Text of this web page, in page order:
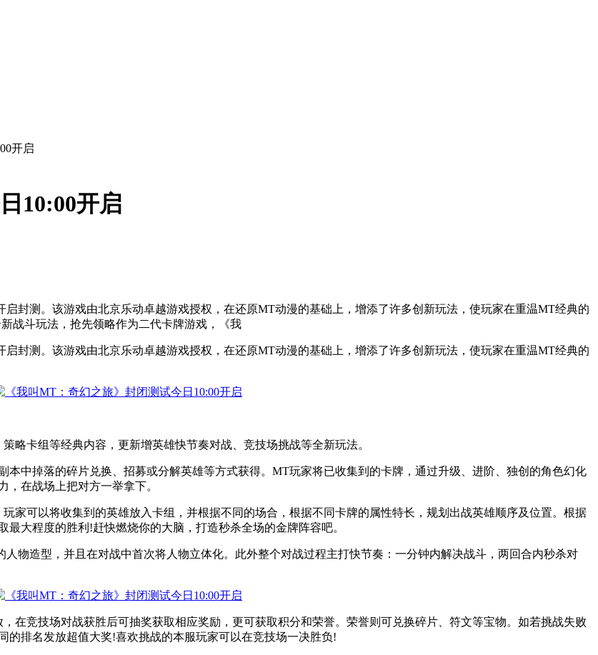
开启
10:00开启
封测。该游戏由北京乐动卓越游戏授权，在还原MT动漫的基础上，增添了许多创新玩法，使玩家在重温MT经典的
战斗玩法，抢先领略作为二代卡牌游戏，《我
封测。该游戏由北京乐动卓越游戏授权，在还原MT动漫的基础上，增添了许多创新玩法，使玩家在重温MT经典的
略卡组等经典内容，更新增英雄快节奏对战、竞技场挑战等全新玩法。
中掉落的碎片兑换、招募或分解英雄等方式获得。MT玩家将已收集到的卡牌，通过升级、进阶、独创的角色幻化
在战场上把对方一举拿下。
家可以将收集到的英雄放入卡组，并根据不同的场合，根据不同卡牌的属性特长，规划出战英雄顺序及位置。根据
大程度的胜利!赶快燃烧你的大脑，打造秒杀全场的金牌阵容吧。
物造型，并且在对战中首次将人物立体化。此外整个对战过程主打快节奏：一分钟内解决战斗，两回合内秒杀对
在竞技场对战获胜后可抽奖获取相应奖励，更可获取积分和荣誉。荣誉则可兑换碎片、符文等宝物。如若挑战失败
的排名发放超值大奖!喜欢挑战的本服玩家可以在竞技场一决胜负!